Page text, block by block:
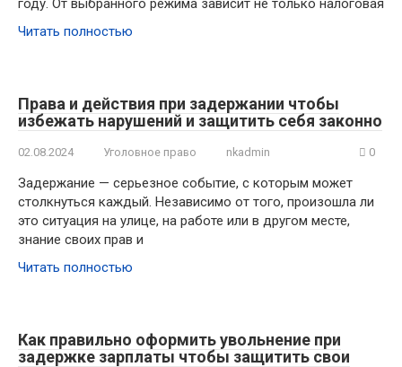
году. От выбранного режима зависит не только налоговая
Читать полностью
Права и действия при задержании чтобы
избежать нарушений и защитить себя законно
02.08.2024 Уголовное право nkadmin 0
Задержание — серьезное событие, с которым может
столкнуться каждый. Независимо от того, произошла ли
это ситуация на улице, на работе или в другом месте,
знание своих прав и
Читать полностью
Как правильно оформить увольнение при
задержке зарплаты чтобы защитить свои